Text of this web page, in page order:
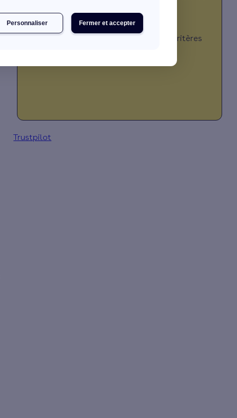
Fermer et accepter
PersonnaliserJE DÉCOUVRE MES PRIMES
*Montant calculé selon plusieurs critères
Trustpilot